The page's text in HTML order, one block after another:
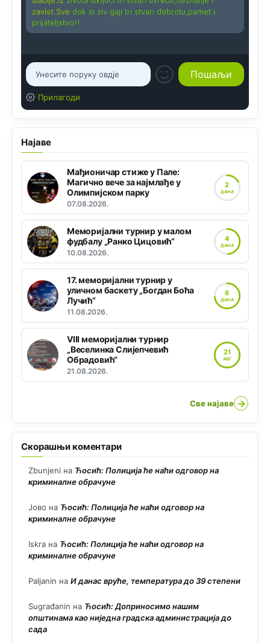
zavist.Sve dok si ziv gaji tri stvari dobrotu,pamet i
prijateljstvo!!
Прилагоди
Најаве
Мађионичар стиже у Пале:
Магично вече за најмлађе у
Олимпијском парку
07.08.2026.
2
ДАНА
Меморијални турнир у малом
фудбалу „Ранко Цицовић“
10.08.2026.
4
ДАНА
17. меморијални турнир у
уличном баскету „Богдан Боћа
Лучић“
11.08.2026.
6
ДАНА
VIII меморијални турнир
„Веселинка Слијепчевић
Обрадовић“
21.08.2026.
21
АВГ
Све најаве →
Скорашњи коментари
Zbunjeni на Ћосић: Полиција ће наћи одговор на
криминалне обрачуне
Јово на Ћосић: Полиција ће наћи одговор на
криминалне обрачуне
Iskra на Ћосић: Полиција ће наћи одговор на
криминалне обрачуне
Paljanin на И данас вруће, температура до 39 степени
Sugrađanin на Ћосић: Доприносимо нашим
општинама као ниједна градска администрација до
сада